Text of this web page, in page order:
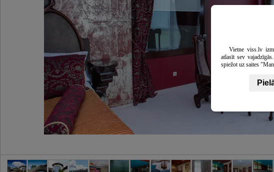
Vietne viss.lv
atlasīt sev
spiežot uz saites